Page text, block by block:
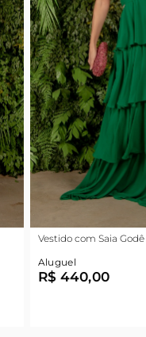
Vestido com Saia
Aluguel
R$ 440,00